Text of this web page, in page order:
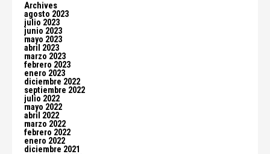
Archives
agosto 2023
julio 2023
junio 2023
mayo 2023
abril 2023
marzo 2023
febrero 2023
enero 2023
diciembre 2022
septiembre 2022
julio 2022
mayo 2022
abril 2022
marzo 2022
febrero 2022
enero 2022
diciembre 2021